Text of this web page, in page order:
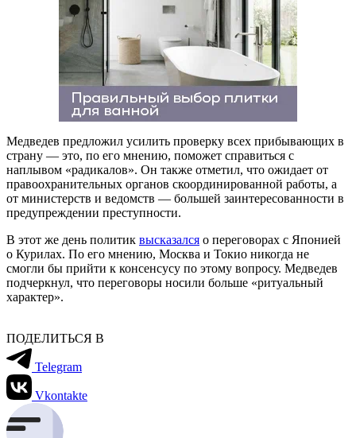
Медведев предложил усилить проверку всех прибывающих в
страну — это, по его мнению, поможет справиться с
наплывом «радикалов». Он также отметил, что ожидает от
правоохранительных органов скоординированной работы, а
от министерств и ведомств — большей заинтересованности в
предупреждении преступности.
В этот же день политик высказался о переговорах с Японией
о Курилах. По его мнению, Москва и Токио никогда не
смогли бы прийти к консенсусу по этому вопросу. Медведев
подчеркнул, что переговоры носили больше «ритуальный
характер».
ПОДЕЛИТЬСЯ В
Telegram
Vkontakte